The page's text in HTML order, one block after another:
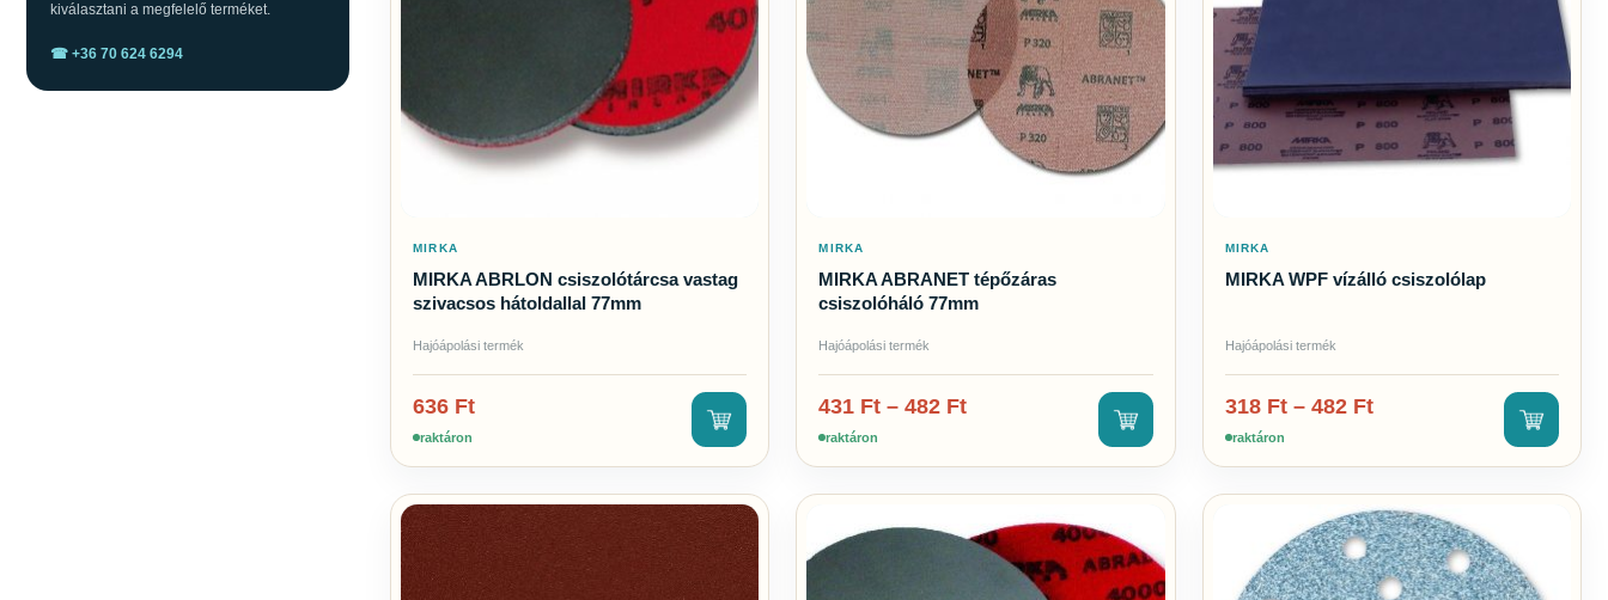
kiválasztani a megfelelő terméket.
☎ +36 70 624 6294
MIRKA
MIRKA ABRLON csiszolótárcsa vastag
szivacsos hátoldallal 77mm
Hajóápolási termék
636 Ft
raktáron
MIRKA
MIRKA ABRANET tépőzáras
csiszolóháló 77mm
Hajóápolási termék
431 Ft – 482 Ft
raktáron
MIRKA
MIRKA WPF vízálló csiszolólap
Hajóápolási termék
318 Ft – 482 Ft
raktáron